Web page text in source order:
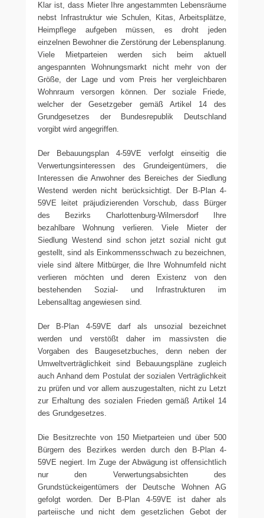
Klar ist, dass Mieter Ihre angestammten Lebensräume
nebst Infrastruktur wie Schulen, Kitas, Arbeitsplätze,
Heimpflege aufgeben müssen, es droht jeden
einzelnen Bewohner die Zerstörung der Lebensplanung.
Viele Mietparteien werden sich beim aktuell
angespannten Wohnungsmarkt nicht mehr von der
Größe, der Lage und vom Preis her vergleichbaren
Wohnraum versorgen können. Der soziale Friede,
welcher der Gesetzgeber gemäß Artikel 14 des
Grundgesetzes der Bundesrepublik Deutschland
vorgibt wird angegriffen.
Der Bebauungsplan 4-59VE verfolgt einseitig die
Verwertungsinteressen des Grundeigentümers, die
Interessen die Anwohner des Bereiches der Siedlung
Westend werden nicht berücksichtigt. Der B-Plan 4-
59VE leitet präjudizierenden Vorschub, dass Bürger
des Bezirks Charlottenburg-Wilmersdorf Ihre
bezahlbare Wohnung verlieren. Viele Mieter der
Siedlung Westend sind schon jetzt sozial nicht gut
gestellt, sind als Einkommensschwach zu bezeichnen,
viele sind ältere Mitbürger, die Ihre Wohnumfeld nicht
verlieren möchten und deren Existenz von den
bestehenden Sozial- und Infrastrukturen im
Lebensalltag angewiesen sind.
Der B-Plan 4-59VE darf als unsozial bezeichnet
werden und verstößt daher im massivsten die
Vorgaben des Baugesetzbuches, denn neben der
Umweltverträglichkeit sind Bebauungspläne zugleich
auch Anhand dem Postulat der sozialen Verträglichkeit
zu prüfen und vor allem auszugestalten, nicht zu Letzt
zur Erhaltung des sozialen Frieden gemäß Artikel 14
des Grundgesetzes.
Die Besitzrechte von 150 Mietparteien und über 500
Bürgern des Bezirkes werden durch den B-Plan 4-
59VE negiert. Im Zuge der Abwägung ist offensichtlich
nur den Verwertungsabsichten des
Grundstückeigentümers der Deutsche Wohnen AG
gefolgt worden. Der B-Plan 4-59VE ist daher als
parteiische und nicht dem gesetzlichen Gebot der